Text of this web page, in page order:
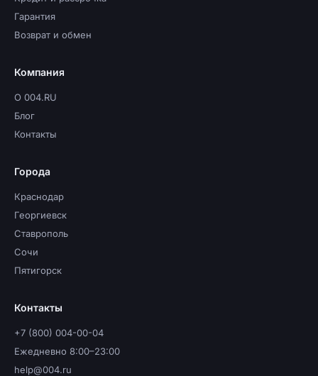
Гарантия
Возврат и обмен
Компания
О 004.RU
Блог
Контакты
Города
Краснодар
Георгиевск
Ставрополь
Сочи
Пятигорск
Контакты
+7 (800) 004-00-04
Ежедневно 8:00–23:00
help@004.ru